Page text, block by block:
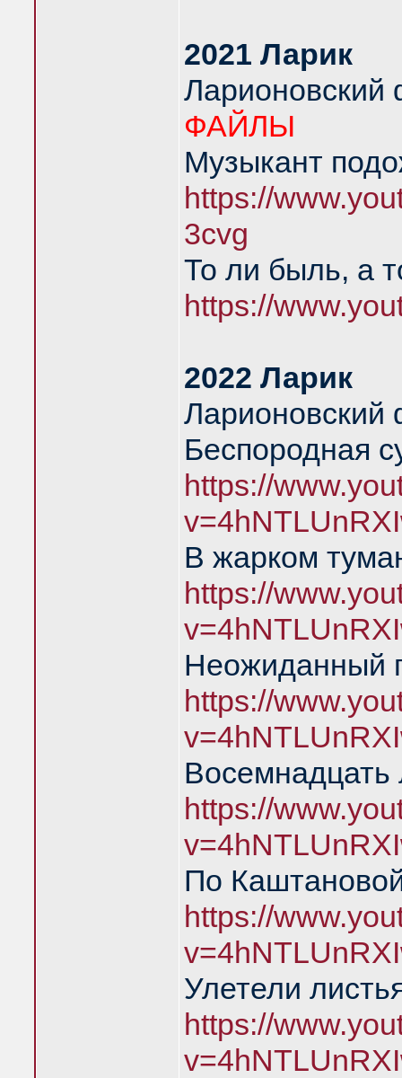
2021 Ларик
ФАЙЛЫ
Музыкант
https://
3cvg
То ли быль, а
https://
2022 Ларик
Ларионовский
Беспородная
https://
В жарком
https://
Неожиданный
https://
https://
По
https://
Улетели
https://